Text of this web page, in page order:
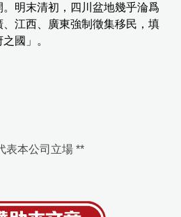
明末清初，四川盆地幾乎淪爲
江西、廣東強制徵集移民，填
國」。
表本公司立場 **